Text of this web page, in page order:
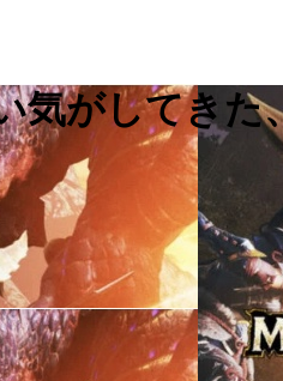
気がしてき